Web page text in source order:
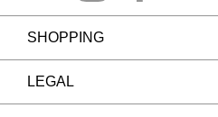
SHOPPING
LEGAL